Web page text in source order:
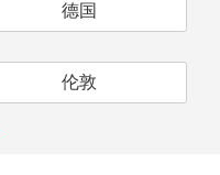
德国
伦敦